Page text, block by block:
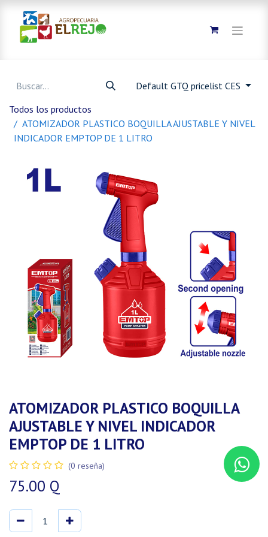
Default GTQ pricelist CES
Todos los productos
ATOMIZADOR PLASTICO BOQUILLA AJUSTABLE Y NIVEL
INDICADOR EMPTOP DE 1 LITRO
ATOMIZADOR PLASTICO BOQUILLA
AJUSTABLE Y NIVEL INDICADOR
EMPTOP DE 1 LITRO
(0 reseña)
75.00 Q